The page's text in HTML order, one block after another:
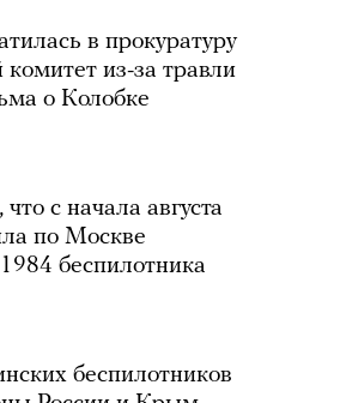
в прокуратуру
из-за травли
о Колобке
с начала августа
по Москве
беспилотника
беспилотников